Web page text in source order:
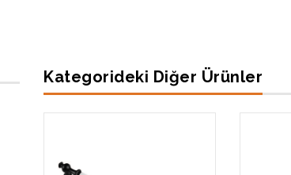
Kategorideki Diğer Ürünler